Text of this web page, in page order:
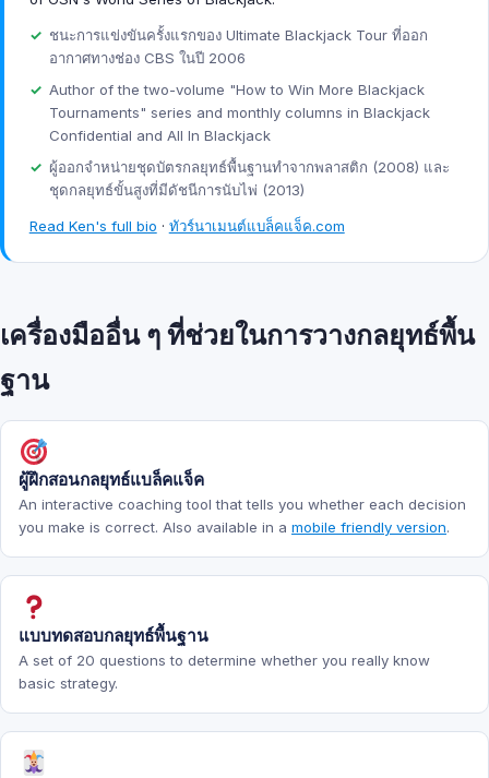
ชนะการแข่งขันครั้งแรกของ Ultimate Blackjack Tour ที่ออก
อากาศทางช่อง CBS ในปี 2006
Author of the two-volume "How to Win More Blackjack
Tournaments" series and monthly columns in Blackjack
Confidential and All In Blackjack
ผู้ออกจำหน่ายชุดบัตรกลยุทธ์พื้นฐานทำจากพลาสติก (2008) และ
ชุดกลยุทธ์ขั้นสูงที่มีดัชนีการนับไพ่ (2013)
Read Ken's full bio · ทัวร์นาเมนต์แบล็คแจ็ค.com
เครื่องมืออื่น ๆ ที่ช่วยในการวางกลยุทธ์พื้น
ฐาน
ผู้ฝึกสอนกลยุทธ์แบล็คแจ็ค
An interactive coaching tool that tells you whether each decision
you make is correct. Also available in a mobile friendly version.
แบบทดสอบกลยุทธ์พื้นฐาน
A set of 20 questions to determine whether you really know
basic strategy.